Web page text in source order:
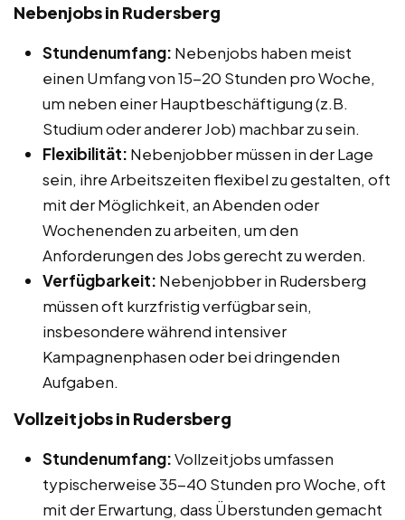
Nebenjobs in Rudersberg
Stundenumfang: Nebenjobs haben meist
einen Umfang von 15-20 Stunden pro Woche,
um neben einer Hauptbeschäftigung (z.B.
Studium oder anderer Job) machbar zu sein.
Flexibilität: Nebenjobber müssen in der Lage
sein, ihre Arbeitszeiten flexibel zu gestalten, oft
mit der Möglichkeit, an Abenden oder
Wochenenden zu arbeiten, um den
Anforderungen des Jobs gerecht zu werden.
Verfügbarkeit: Nebenjobber in Rudersberg
müssen oft kurzfristig verfügbar sein,
insbesondere während intensiver
Kampagnenphasen oder bei dringenden
Aufgaben.
Vollzeitjobs in Rudersberg
Stundenumfang:Vollzeitjobs umfassen
typischerweise 35-40 Stunden pro Woche, oft
mit der Erwartung, dass Überstunden gemacht